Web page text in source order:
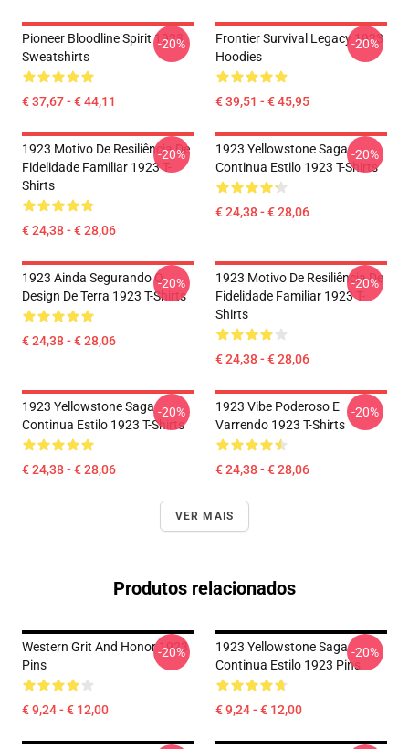
Pioneer Bloodline Spirit 1923
Sweatshirts
€ 37,67 - € 44,11
-20%
Frontier Survival Legacy 1923
Hoodies
€ 39,51 - € 45,95
-20%
1923 Motivo De Resiliência De
Fidelidade Familiar 1923 T-
Shirts
€ 24,38 - € 28,06
-20%
1923 Yellowstone Saga
Continua Estilo 1923 T-Shirts
€ 24,38 - € 28,06
-20%
1923 Ainda Segurando O
Design De Terra 1923 T-Shirts
€ 24,38 - € 28,06
-20%
1923 Motivo De Resiliência De
Fidelidade Familiar 1923 T-
Shirts
€ 24,38 - € 28,06
-20%
1923 Yellowstone Saga
Continua Estilo 1923 T-Shirts
€ 24,38 - € 28,06
-20%
1923 Vibe Poderoso E
Varrendo 1923 T-Shirts
€ 24,38 - € 28,06
-20%
VER MAIS
Produtos relacionados
Western Grit And Honor 1923
Pins
€ 9,24 - € 12,00
-20%
1923 Yellowstone Saga
Continua Estilo 1923 Pins
€ 9,24 - € 12,00
-20%